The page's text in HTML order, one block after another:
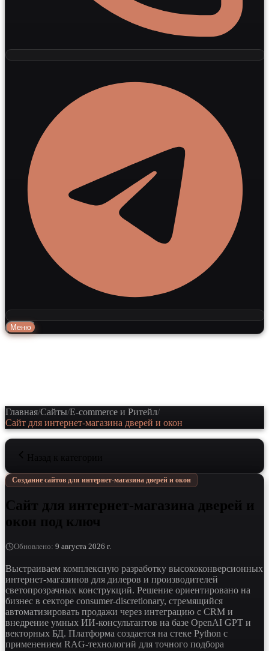
Меню
Главная/Сайты/E-commerce и Ритейл/
Сайт для интернет-магазина дверей и окон
Создание сайтов для интернет-магазина дверей и окон
Сайт для интернет-магазина дверей и
окон под ключ
Обновлено: 9 августа 2026 г.
Выстраиваем комплексную разработку высококонверсионных
интернет-магазинов для дилеров и производителей
светопрозрачных конструкций. Решение ориентировано на
бизнес в секторе consumer-discretionary, стремящийся
автоматизировать продажи через интеграцию с CRM и
внедрение умных ИИ-консультантов на базе OpenAI GPT и
векторных БД. Платформа создается на стеке Python с
применением RAG-технологий для точного подбора